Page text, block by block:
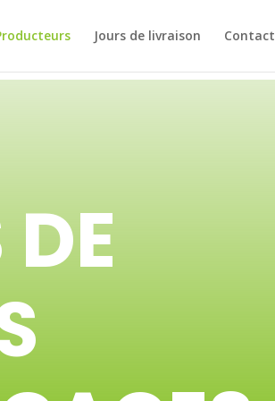
Jours de livraison Contact